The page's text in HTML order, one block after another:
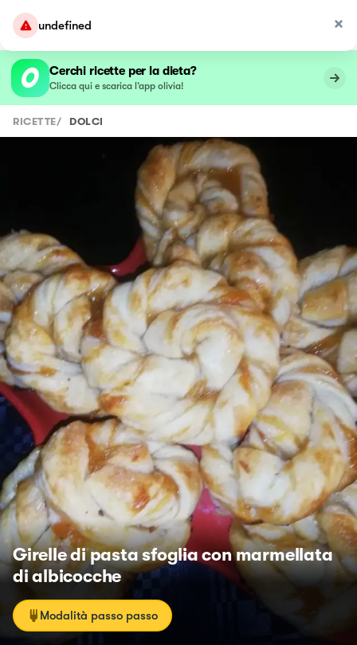
undefined
Cerchi ricette per la dieta?
Clicca qui e scarica l’app olivia!
RICETTE/ DOLCI
Girelle di pasta sfoglia con marmellata
di albicocche
Modalità passo passo